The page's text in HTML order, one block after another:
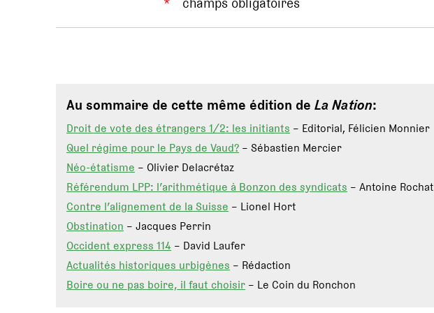
Au sommaire de cette même édition de La Nation:
Droit de vote des étrangers 1/2: les initiants – Editorial, Félicien Monnier
Quel régime pour le Pays de Vaud? – Sébastien Mercier
Néo-étatisme – Olivier Delacrétaz
Référendum LPP: l’arithmétique à Bonzon des syndicats – Antoine Rochat
Contre l’alignement de la Suisse – Lionel Hort
Obstination – Jacques Perrin
Occident express 114 – David Laufer
Actualités historiques urbigènes – Rédaction
Boire ou ne pas boire, il faut choisir – Le Coin du Ronchon